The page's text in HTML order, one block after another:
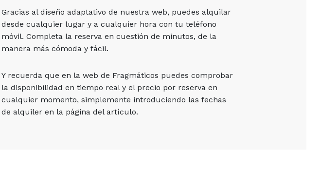
Gracias al diseño adaptativo de nuestra web, puedes alquilar
desde cualquier lugar y a cualquier hora con tu teléfono
móvil. Completa la reserva en cuestión de minutos, de la
manera más cómoda y fácil.
Y recuerda que en la web de Fragmáticos puedes comprobar
la disponibilidad en tiempo real y el precio por reserva en
cualquier momento, simplemente introduciendo las fechas
de alquiler en la página del artículo.